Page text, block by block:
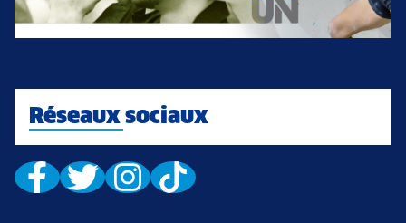
Réseaux sociaux